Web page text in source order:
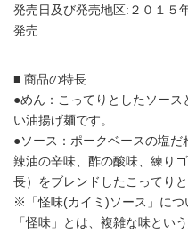
発売日及び発売地区:２０１５
発売
■ 商品の特長
●めん：こってりとしたソー
い油揚げ麺です。
●ソース：ポークベースの塩
辣油の辛味、酢の酸味、練り
長）をブレンドしたこってり
※「怪味(カイミ)ソース」につ
「怪味」とは、複雑な味とい